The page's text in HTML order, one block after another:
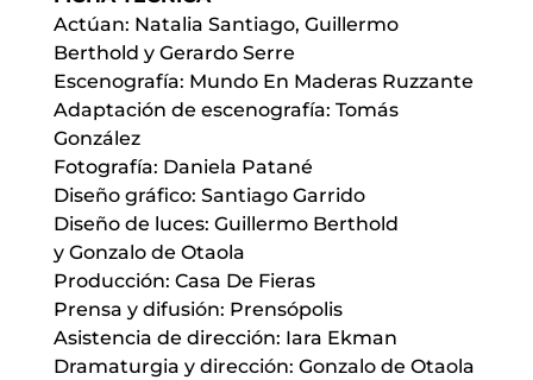
Actúan: Natalia Santiago, Guillermo
Berthold y Gerardo Serre
Escenografía: Mundo En Maderas Ruzzante
Adaptación de escenografía: Tomás
González
Fotografía: Daniela Patané
Diseño gráfico: Santiago Garrido
Diseño de luces: Guillermo Berthold
y Gonzalo de Otaola
Producción: Casa De Fieras
Prensa y difusión: Prensópolis
Asistencia de dirección: Iara Ekman
Dramaturgia y dirección: Gonzalo de Otaola